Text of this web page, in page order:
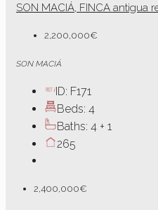
SON MACIÁ, FINCA antigua
2,200,000€
SON MACIÁ
ID: F171
Beds: 4
Baths: 4 + 1
265
2,400,000€